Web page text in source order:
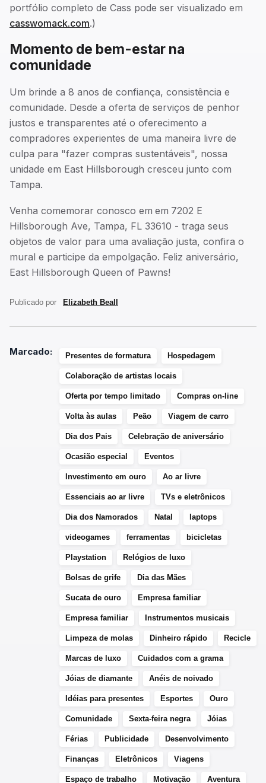
portfólio completo de Cass pode ser visualizado em
casswomack.com.)
Momento de bem-estar na
comunidade
Um brinde a 8 anos de confiança, consistência e
comunidade. Desde a oferta de serviços de penhor
justos e transparentes até o oferecimento a
compradores experientes de uma maneira livre de
culpa para "fazer compras sustentáveis", nossa
unidade em East Hillsborough cresceu junto com
Tampa.
Venha comemorar conosco em em 7202 E
Hillsborough Ave, Tampa, FL 33610 - traga seus
objetos de valor para uma avaliação justa, confira o
mural e participe da empolgação. Feliz aniversário,
East Hillsborough Queen of Pawns!
Publicado por Elizabeth Beall
Marcado: Presentes de formatura Hospedagem
Colaboração de artistas locais
Oferta por tempo limitado Compras on-line
Volta às aulas Peão Viagem de carro
Dia dos Pais Celebração de aniversário
Ocasião especial Eventos
Investimento em ouro Ao ar livre
Essenciais ao ar livre TVs e eletrônicos
Dia dos Namorados Natal laptops
videogames ferramentas bicicletas
Playstation Relógios de luxo
Bolsas de grife Dia das Mães
Sucata de ouro Empresa familiar
Empresa familiar Instrumentos musicais
Limpeza de molas Dinheiro rápido Recicle
Marcas de luxo Cuidados com a grama
Jóias de diamante Anéis de noivado
Idéias para presentes Esportes Ouro
Comunidade Sexta-feira negra Jóias
Férias Publicidade Desenvolvimento
Finanças Eletrônicos Viagens
Espaço de trabalho Motivação Aventura